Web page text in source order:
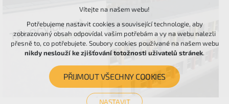
Vítejte na našem webu!
Potřebujeme nastavit cookies a související technologie, aby
zobrazovaný obsah odpovídal vašim potřebám a vy na webu nalezli
přesně to, co potřebujete. Soubory cookies používané na našem webu
nikdy neslouží ke zjišťování totožnosti uživatelů stránek.
PŘIJMOUT VŠECHNY COOKIES
NASTAVIT